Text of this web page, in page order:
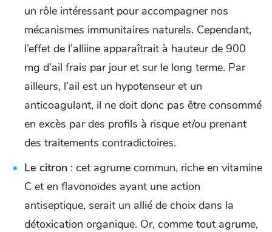
un rôle intéressant pour accompagner nos
mécanismes immunitaires naturels. Cependant,
l’effet de l’alliine apparaîtrait à hauteur de 900
mg d’ail frais par jour et sur le long terme. Par
ailleurs, l’ail est un hypotenseur et un
anticoagulant, il ne doit donc pas être consommé
en excès par des profils à risque et/ou prenant
des traitements contradictoires.
Le citron : cet agrume commun, riche en vitamine
C et en flavonoïdes ayant une action
antiseptique, serait un allié de choix dans la
détoxication organique. Or, comme tout agrume,